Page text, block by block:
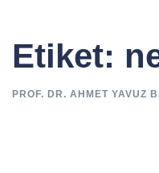
Etiket:
PROF. DR. AHMET YAVUZ